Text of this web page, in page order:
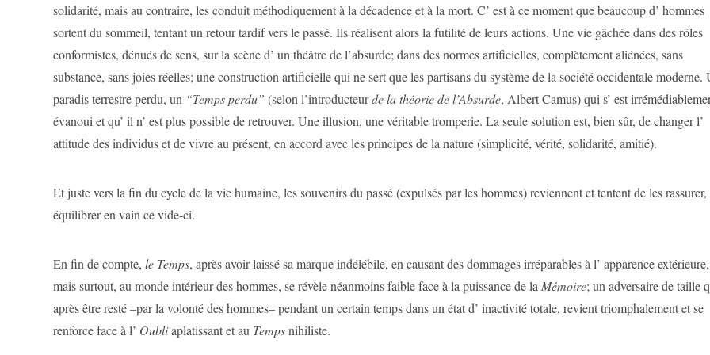
solidarité, mais au contraire, les conduit méthodiquement à la décadence et à la mort. C’ est à ce moment que beaucoup d’ hommes
sortent du sommeil, tentant un retour tardif vers le passé. Ils réalisent alors la futilité de leurs actions. Une vie gâchée dans des rôles
conformistes, dénués de sens, sur la scène d’ un théâtre de l’absurde; dans des normes artificielles, complètement aliénées, sans
substance, sans joies réelles; une construction artificielle qui ne sert que les partisans du système de la société occidentale moderne.
paradis terrestre perdu, un “Temps perdu” (selon l’introducteurde la théorie de l’Absurde, Albert Camus) qui s’ est
évanoui et qu’ il n’ est plus possible de retrouver. Une illusion, une véritable tromperie. La seule solution est, bien sûr, de changer l’
attitude des individus et de vivre au présent, en accord avec les principes de la nature (simplicité, vérité, solidarité, amitié).
Et juste vers la fin du cycle de la vie humaine, les souvenirs du passé (expulsés par les hommes) reviennent et tentent de les rassurer,
équilibrer en vain ce vide-ci.
En fin de compte,le Temps, après avoir laissé sa marque indélébile, en causant des dommages irréparables à l’ apparence extérieure,
mais surtout, au monde intérieur des hommes, se révèle néanmoins faible face à la puissance de laMémoire; un adversaire de taille
après être resté –par la volonté des hommes– pendant un certain temps dans un état d’ inactivité totale, revient triomphalement et se
renforce face à l’ Oubliaplatissant et au Tempsnihiliste.